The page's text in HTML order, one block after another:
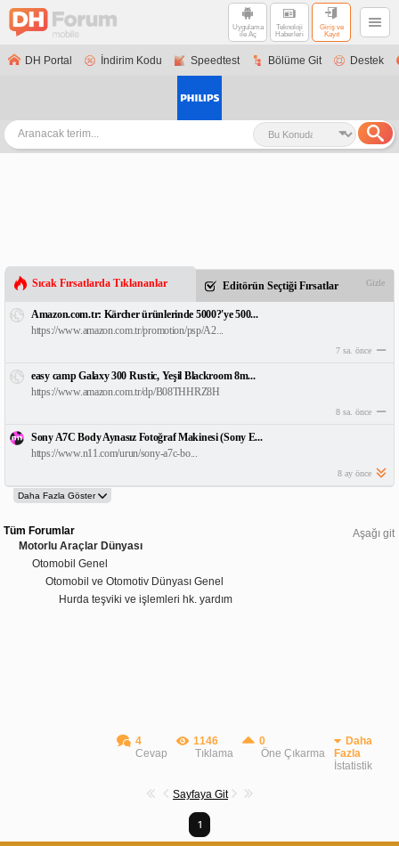
Uygulama
ile Aç
Teknoloji
Haberleri
Giriş ve
Kayıt
DH Portal İndirim Kodu Speedtest Bölüme Git Destek
Sıcak Fırsatlarda Tıklananlar Editörün Seçtiği Fırsatlar Gizle
Amazon.com.tr: Kärcher ürünlerinde 5000?'ye 500...
https://www.amazon.com.tr/promotion/psp/A2...
7 sa. önce
easy camp Galaxy 300 Rustic, Yeşil Blackroom 8m...
https://www.amazon.com.tr/dp/B08THHRZ8H
8 sa. önce
Sony A7C Body Aynasız Fotoğraf Makinesi (Sony E...
https://www.n11.com/urun/sony-a7c-bo...
8 ay önce
Aşağı git
Tüm Forumlar
Motorlu Araçlar Dünyası
Otomobil Genel
Otomobil ve Otomotiv Dünyası Genel
Hurda teşviki ve işlemleri hk. yardım
4
Cevap
1146
Tıklama
0
Öne Çıkarma
Daha
Fazla
İstatistik
Sayfaya Git
1